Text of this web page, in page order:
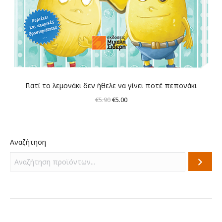
Γιατί το λεμονάκι δεν ήθελε να γίνει ποτέ πεπονάκι
€5.90Original
€5.00Η
Αναζήτηση